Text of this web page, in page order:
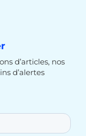
d’articles, nos
d’alertes